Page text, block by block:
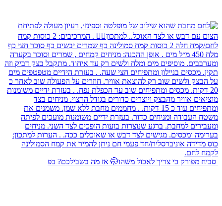
⁨ סביח מפורק כי צריך לאכול משהו🤭 אז מה בשבילכם? בפ